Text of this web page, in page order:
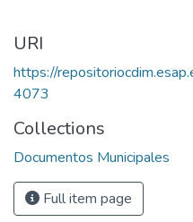
URI
https://
4073
Collections
Documentos Municipales
Full item page